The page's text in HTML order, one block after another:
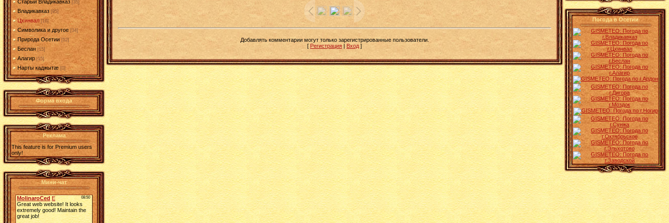
Старый Владикавказ [35]
Владикавказ [95]
Цхинвал [16]
Символика и другое [34]
Природа Осетии [52]
Беслан [15]
Алагир [15]
Нарты каджытæ [0]
Форма входа
Реклама
This feature is for Premium users
only!
Мини-чат
Добавлять комментарии могут только зарегистрированные пользователи.
[ Регистрация | Вход ]
Погода в Осетии